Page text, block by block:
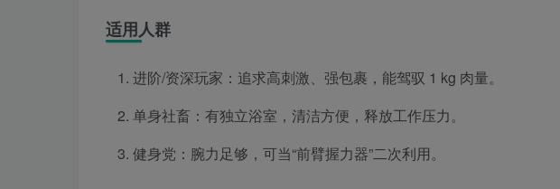
适用人群
进阶/资深玩家：追求高刺激、强包裹，能驾驭 1 kg 肉量。
单身社畜：有独立浴室，清洁方便，释放工作压力。
健身党：腕力足够，可当“前臂握力器”二次利用。